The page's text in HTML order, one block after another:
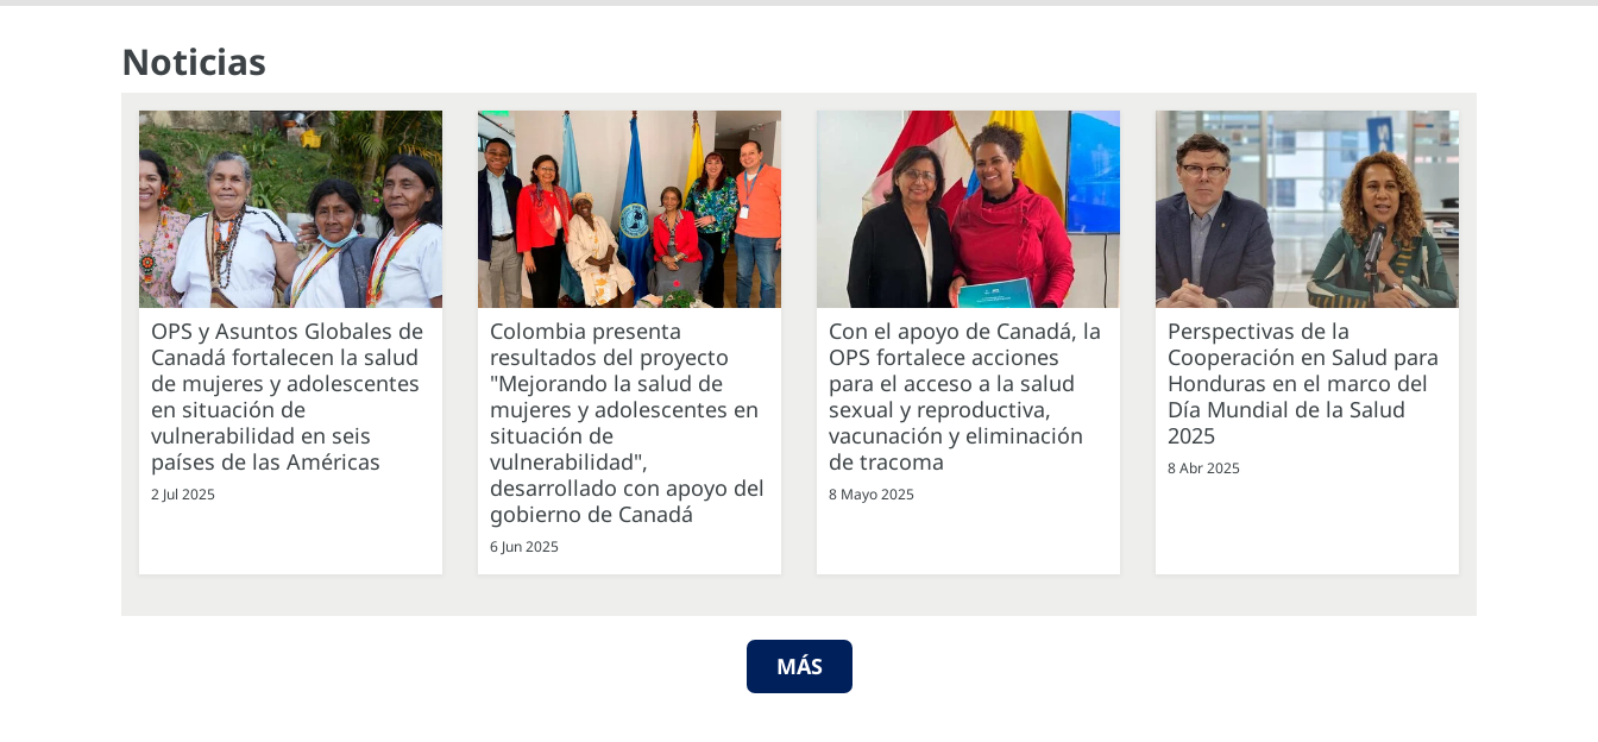
Noticias
OPS y Asuntos Globales de
Canadá fortalecen la salud
de mujeres y adolescentes
en situación de
vulnerabilidad en seis
países de las Américas
2 Jul 2025
Colombia presenta
resultados del proyecto
"Mejorando la salud de
mujeres y adolescentes en
situación de
vulnerabilidad",
desarrollado con apoyo del
gobierno de Canadá
6 Jun 2025
Con el apoyo de Canadá, la
OPS fortalece acciones
para el acceso a la salud
sexual y reproductiva,
vacunación y eliminación
de tracoma
8 Mayo 2025
Perspectivas de la
Cooperación en Salud para
Honduras en el marco del
Día Mundial de la Salud
2025
8 Abr 2025
MÁS